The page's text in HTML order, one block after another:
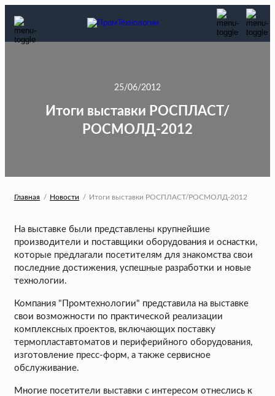
25/06/2012
Итоги выставки РОСПЛАСТ/
РОСМОЛД-2012
Главная Новости Итоги выставки РОСПЛАСТ/РОСМОЛД-2012
На выставке были представлены крупнейшие
производители и поставщики оборудования и оснастки,
которые предлагали посетителям для знакомства свои
последние достижения, успешные разработки и новые
технологии.
Компания "Промтехнологии" представила на выставке
свои возможности по практической реализации
комплексных проектов, включающих поставку
термопластавтоматов и периферийного оборудования,
изготовление пресс-форм, а также сервисное
обслуживание.
Многие посетители выставки с интересом отнеслись к